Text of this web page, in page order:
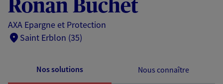
Ronan Buchet
AXA Epargne et Protection
Saint Erblon (35)
Nos solutions Nous connaître